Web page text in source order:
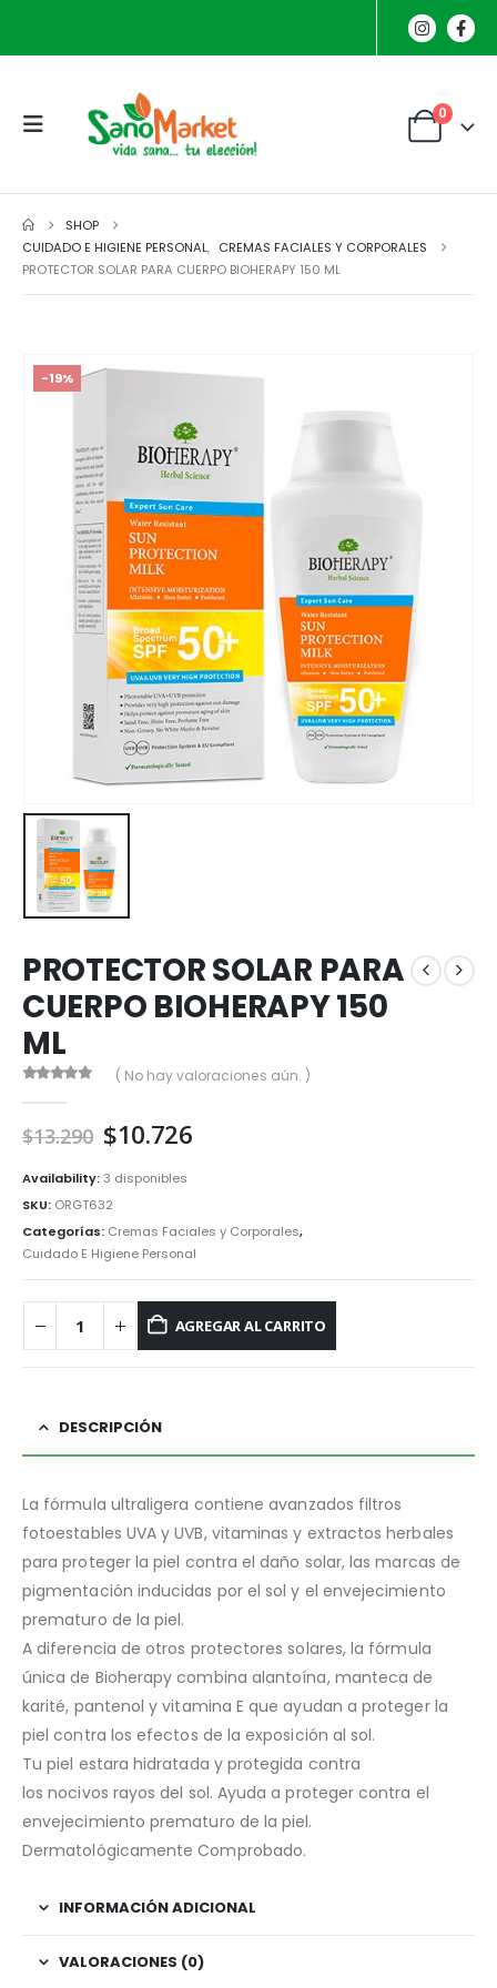
0
SHOP
CUIDADO E HIGIENE PERSONAL, CREMAS FACIALES Y CORPORALES
PROTECTOR SOLAR PARA CUERPO BIOHERAPY 150 ML
-19%
PROTECTOR SOLAR PARA
CUERPO BIOHERAPY 150
ML
( No hay valoraciones aún. )
$13.290 El
precio
original
era:
$13.290.
$10.726El
$10.726.
Availability:3 disponibles
SKU: ORGT632
Categorías: Cremas Faciales y Corporales,
Cuidado E Higiene Personal
AGREGAR AL CARRITO
DESCRIPCIÓN
La fórmula ultraligera contiene avanzados filtros
fotoestables UVA y UVB, vitaminas y extractos herbales
para proteger la piel contra el daño solar, las marcas de
pigmentación inducidas por el sol y el envejecimiento
prematuro de la piel.
A diferencia de otros protectores solares, la fórmula
única de Bioherapy combina alantoína, manteca de
karité, pantenol y vitamina E que ayudan a proteger la
piel contra los efectos de la exposición al sol.
Tu piel estara hidratada y protegida contra
los nocivos rayos del sol. Ayuda a proteger contra el
envejecimiento prematuro de la piel.
Dermatológicamente Comprobado.
INFORMACIÓN ADICIONAL
VALORACIONES (0)